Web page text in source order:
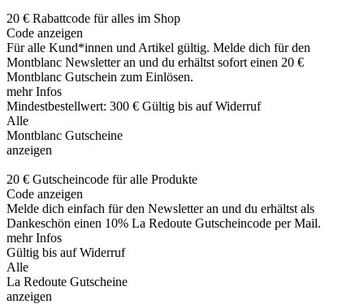
20 € Rabattcode für alles im Shop
Code anzeigen
Für alle Kund*innen und Artikel gültig. Melde dich für den
Montblanc Newsletter an und du erhältst sofort einen 20 €
Montblanc Gutschein zum Einlösen.
mehr Infos
Mindestbestellwert: 300 € Gültig bis auf Widerruf
Alle
Montblanc Gutscheine
anzeigen
20 € Gutscheincode für alle Produkte
Code anzeigen
Melde dich einfach für den Newsletter an und du erhältst als
Dankeschön einen 10% La Redoute Gutscheincode per Mail.
mehr Infos
Gültig bis auf Widerruf
Alle
La Redoute Gutscheine
anzeigen